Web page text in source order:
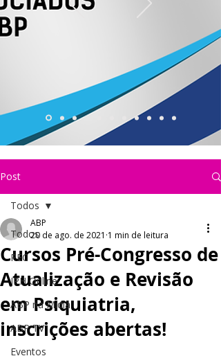
Post
Todos
PEC
JPH Online
ABP na Mídia
ABP TV
Eventos
Todos
Cursos Pré-Congresso de
Atualização e Revisão
em Psiquiatria,
inscrições abertas!
ABP
20 de ago. de 2021 1 min de leitura